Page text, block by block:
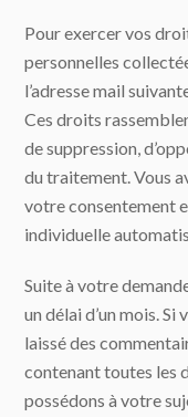
Pour exercer vos
personnelles
l’adresse mail
Ces droits
de suppression,
du traitement. Vous
votre consentement
individuelle
Suite à votre
un délai d’un mois.
laissé des
contenant toutes les
possédons à votre